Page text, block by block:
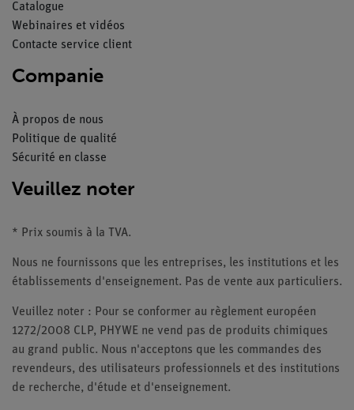
Catalogue
Webinaires et vidéos
Contacte service client
Companie
À propos de nous
Politique de qualité
Sécurité en classe
Veuillez noter
* Prix soumis à la TVA.
Nous ne fournissons que les entreprises, les institutions et les
établissements d'enseignement. Pas de vente aux particuliers.
Veuillez noter : Pour se conformer au règlement européen
1272/2008 CLP, PHYWE ne vend pas de produits chimiques
au grand public. Nous n'acceptons que les commandes des
revendeurs, des utilisateurs professionnels et des institutions
de recherche, d'étude et d'enseignement.